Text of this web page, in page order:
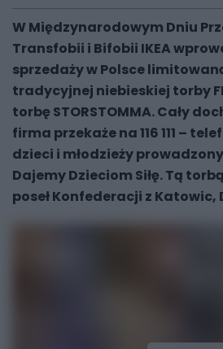
W Międzynarodowym Dniu
Transfobii i Bifobii IKEA
sprzedaży w Polsce
tradycyjnej niebieskiej torby
torbę STORSTOMMA. Cały
firma przekaże na 116 111 –
dzieci i młodzieży
Dajemy Dzieciom Siłę. Tą
poseł Konfederacji z Katowic,